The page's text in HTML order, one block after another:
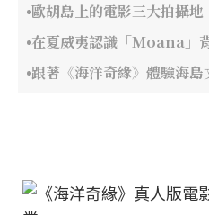
歐胡島上的電影三大拍攝地
在夏威夷認識「Moana」
跟著《海洋奇緣》體驗海島